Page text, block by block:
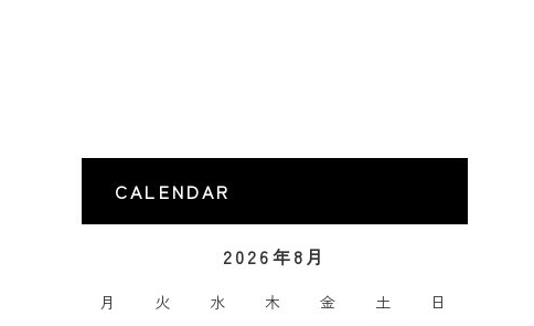
Webページサポート事業
CALENDAR
2026年8月
月 火 水 木 金 土
日